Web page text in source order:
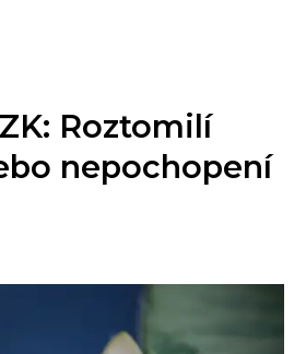
Roztomilí
nepochopení